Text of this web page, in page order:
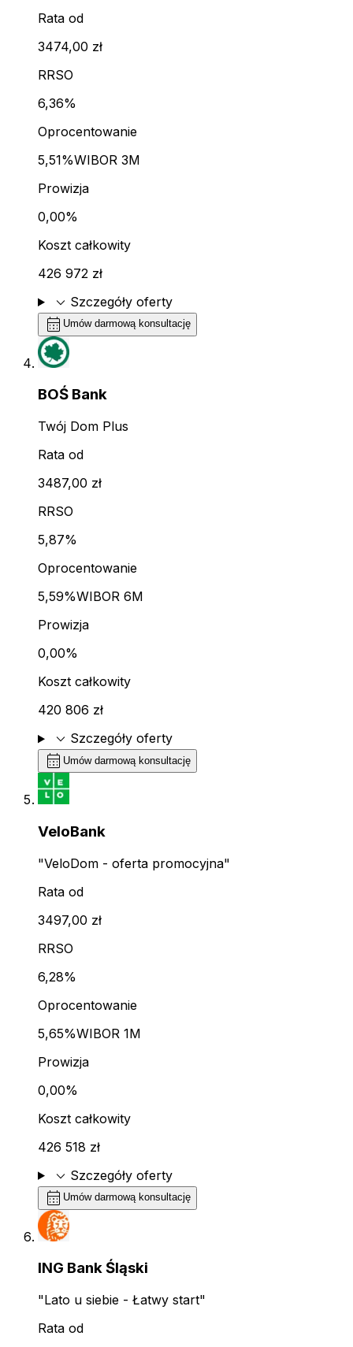
Rata od
3474,00 zł
RRSO
6,36%
Oprocentowanie
5,51%WIBOR 3M
Prowizja
0,00%
Koszt całkowity
426 972 zł
expand_more Szczegóły oferty
calendar_month Umów darmową konsultację
BOŚ Bank
Twój Dom Plus
Rata od
3487,00 zł
RRSO
5,87%
Oprocentowanie
5,59%WIBOR 6M
Prowizja
0,00%
Koszt całkowity
420 806 zł
expand_more Szczegóły oferty
calendar_month Umów darmową konsultację
VeloBank
"VeloDom - oferta promocyjna"
Rata od
3497,00 zł
RRSO
6,28%
Oprocentowanie
5,65%WIBOR 1M
Prowizja
0,00%
Koszt całkowity
426 518 zł
expand_more Szczegóły oferty
calendar_month Umów darmową konsultację
ING Bank Śląski
"Lato u siebie - Łatwy start"
Rata od